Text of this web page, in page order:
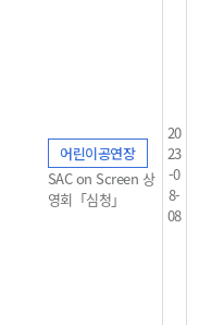
어린이공연장
SAC on Screen 상
영회「심청」
20
23
-0
8-
08